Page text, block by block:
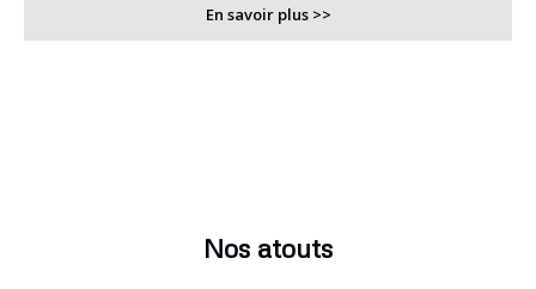
En savoir plus >>
Nos atouts